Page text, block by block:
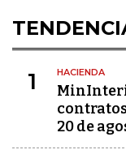
1 HACIENDA
20 de